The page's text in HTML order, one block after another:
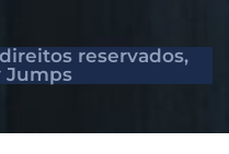
reservados,
Jumps